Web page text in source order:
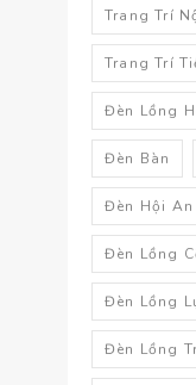
Trang Trí
Trang Trí
Đèn Lồng
Đèn Bàn
Đèn Hội An
Đèn Lồng
Đèn Lồng
Đèn Lồng